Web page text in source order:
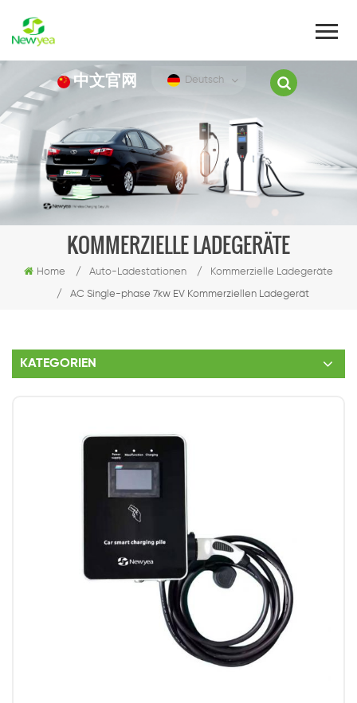
中文官网 Deutsch
KOMMERZIELLE LADEGERÄTE
Home / Auto-Ladestationen / Kommerzielle Ladegeräte
/ AC Single-phase 7kw EV Kommerziellen Ladegerät
KATEGORIEN